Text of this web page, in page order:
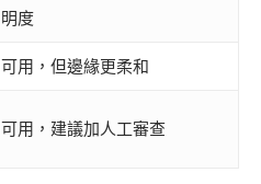
明度
可用，但邊緣更柔和
可用，建議加人工審查